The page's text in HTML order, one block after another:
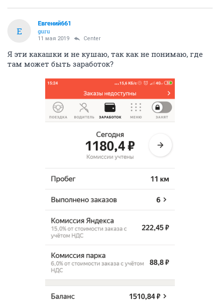
Е
Евгений661
guru
11 мая 2019 Center
Я эти какашки и не кушаю, так как не понимаю, где
там может быть заработок?